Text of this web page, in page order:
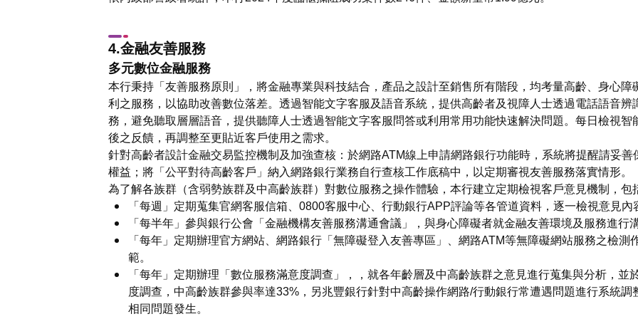
4.金融友善服務
多元數位金融服務
本行秉持「友善服務原則」，將金融專業與科技結合，產品之設計至銷售所有階段，均考量高齡、身心
利之服務，以協助改善數位落差。透過智能文字客服及語音系統，提供高齡者及視障人士透過電話語音
務，避免聽取層層語音，提供聽障人士透過智能文字客服問答或利用常用功能快速解決問題。每日檢視
後之反饋，再調整至更貼近客戶使用之需求。
針對高齡者設計金融交易監控機制及加強查核：於網路ATM線上申請網路銀行功能時，系統將提醒請妥
權益；將「公平對待高齡客戶」納入網路銀行業務自行查核工作底稿中，以定期審視友善服務落實情形。
為了解各族群（含弱勢族群及中高齡族群）對數位服務之操作體驗，本行建立定期檢視客戶意見機制，包
「每週」定期蒐集官網客服信箱、0800客服中心、行動銀行APP評論等各管道資料，逐一檢視意見內
「每半年」參與銀行公會「金融機構友善服務溝通會議」，與身心障礙者就金融友善環境及服務進
「每年」定期辦理官方網站、網路銀行「無障礙登入友善專區」、網路ATM等無障礙網站服務之檢
範。
「每年」定期辦理「數位服務滿意度調查」，，就各年齡層及中高齡族群之意見進行蒐集與分析，
度調查，中高齡族群參與率達33%，另兆豐銀行針對中高齡操作網路/行動銀行常遭遇問題進行系統
相同問題發生。